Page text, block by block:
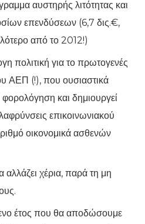
αυστηρής λιτότητας και
επενδύσεων (6,7 δις.€,
από το 2012!)
πολιτική για το πρωτογενές
ΑΕΠ (!), που ουσιαστικά
και δημιουργεί
επικοινωνιακού
οικονομικά ασθενών
χέρια, παρά τη μη
έτος που θα αποδώσουμε